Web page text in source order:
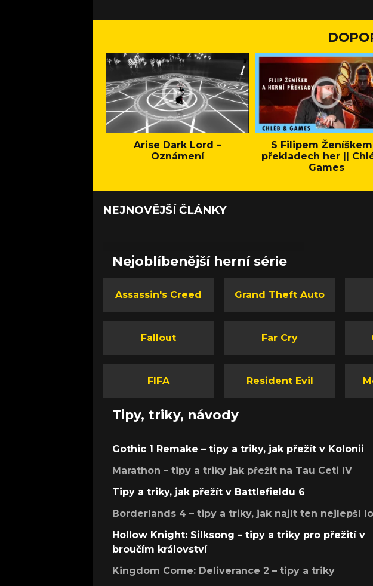
Arise Dark Lord –
Oznámení
S Filipem
překladech her ||
Games
NEJNOVĚJŠÍ ČLÁNKY
Nejoblíbenější herní série
Assassin's Creed Grand Theft Auto
Fallout Far Cry
FIFA Resident Evil
Tipy, triky, návody
Gothic 1 Remake – tipy a triky, jak přežít v Kolonii
Marathon – tipy a triky jak přežít na Tau Ceti IV
Tipy a triky, jak přežít v Battlefieldu 6
Borderlands 4 – tipy a triky, jak najít ten nejlepší
Hollow Knight: Silksong – tipy a triky pro přežití v
broučím království
Kingdom Come: Deliverance 2 – tipy a triky